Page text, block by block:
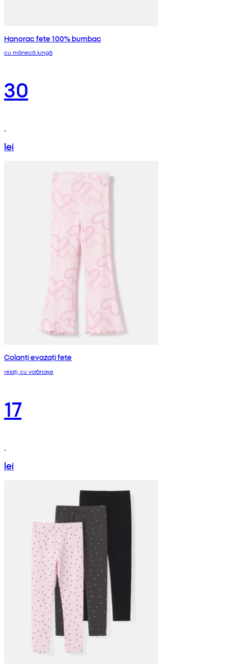
Hanorac fete 100% bumbac
cu mânecă lungă
30
lei
Colanți evazați fete
reiați, cu volănașe
17
lei